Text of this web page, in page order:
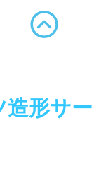
造形サ